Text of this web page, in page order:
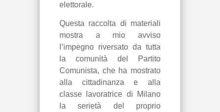
elettorale.
Questa raccolta di materiali
mostra a mio avviso
l’impegno riversato da tutta
la comunità del Partito
Comunista, che ha mostrato
alla cittadinanza e alla
classe lavoratrice di Milano
la serietà del proprio